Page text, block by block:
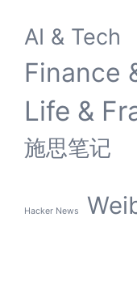
AI & Tech
Finance
Life &
施思笔记
Hacker News